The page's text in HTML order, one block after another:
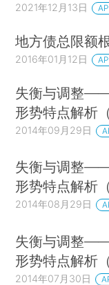
2021年12月13日
地方债总限额
2016年01月12日
失衡与调整
形势特点解析（
2014年09月29日
失衡与调整
形势特点解析（
2014年08月29日
失衡与调整
形势特点解析（
2014年07月30日